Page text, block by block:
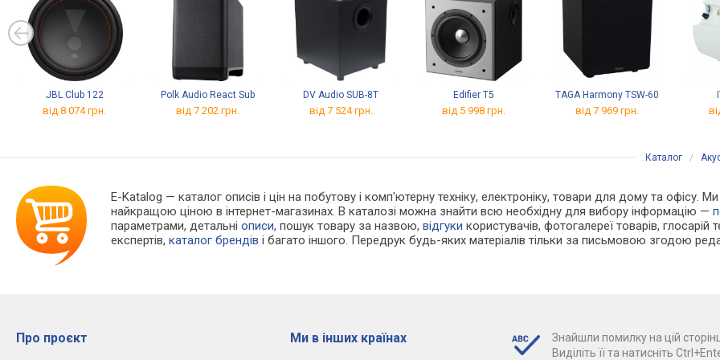
JBL Club 122
від 8 074 грн.
Polk Audio React Sub
від 7 202 грн.
DV Audio SUB-8T
від 7 524 грн.
Edifier T5
від 5 998 грн.
TAGA Harmony TSW-60
від 7 969 грн.
Каталог /
E-Katalog — каталог описів і цін на побутову і комп'ютерну техніку, електроніку, товари для дому та офісу.
найкращою ціною в інтернет-магазинах. В каталозі можна знайти всю необхідну для вибору інформацію —
параметрами, детальніописи, пошук товару за назвою,відгуки користувачів, фотогалереї товарів, глосарій
експертів,каталог брендів і багато іншого. Передрук будь-яких матеріалів тільки за письмовою згодою
Про проєкт Ми в інших країнах
Знайшли помилку на цій
Виділіть її та натисніть